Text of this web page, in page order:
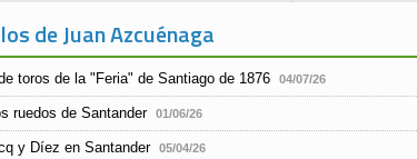
de Juan Azcuénaga
toros de la "Feria" de Santiago de 1876 04/07/26
ruedos de Santander 01/06/26
y Díez en Santander 05/04/26